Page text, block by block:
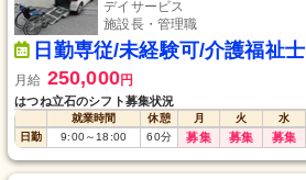
デイサービス
施設長・管理職
日勤専従/未経験可/介護福祉士
月給 250,000円
はつね立石のシフト募集状況
就業時間 休憩 月 火 水
日勤
9:00～18:00 60分 募集 募集 募集